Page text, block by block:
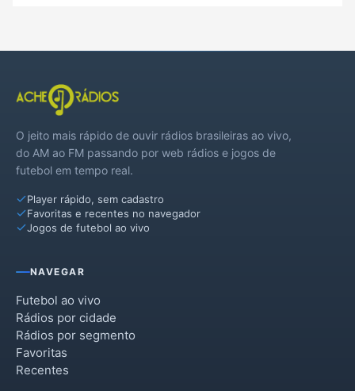
O jeito mais rápido de ouvir rádios brasileiras ao vivo,
do AM ao FM passando por web rádios e jogos de
futebol em tempo real.
Player rápido, sem cadastro
Favoritas e recentes no navegador
Jogos de futebol ao vivo
NAVEGAR
Futebol ao vivo
Rádios por cidade
Rádios por segmento
Favoritas
Recentes